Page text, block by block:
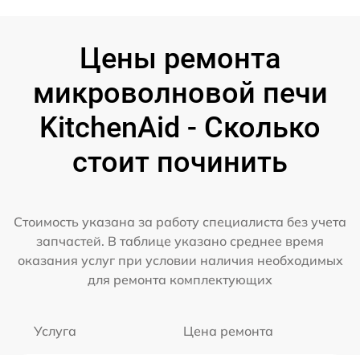
Цены ремонта
микроволновой печи
KitchenAid - Сколько
стоит починить
Стоимость указана за работу специалиста без учета
запчастей. В таблице указано среднее время
оказания услуг при условии наличия необходимых
для ремонта комплектующих
Услуга Цена ремонта